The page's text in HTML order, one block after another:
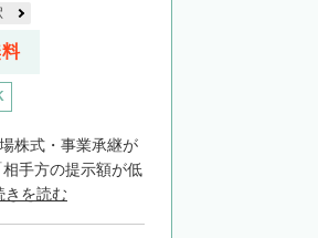
株式・事業承継が
手方の提示額が低
きを読む